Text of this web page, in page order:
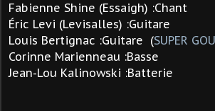
Fabienne Shine (Essaigh) :Chant
Éric Levi (Levisalles) :Guitare
Louis Bertignac :Guitare (SUPER
Corinne Marienneau :Basse
Jean-Lou Kalinowski :Batterie